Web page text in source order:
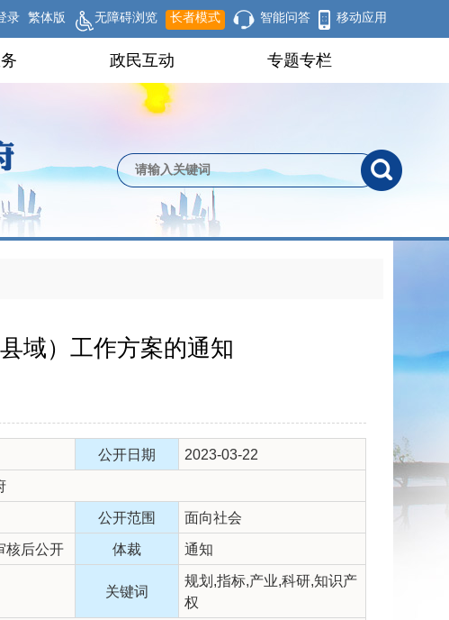
录 繁体版 无障碍浏览 长者模式 智能问答 移动应用
政民互动 专题专栏
域）工作方案的通知
公开日期 2023-03-22
公开范围 面向社会
核后公开 体裁 通知
关键词
规划,指标,产业,科研,知识产
权